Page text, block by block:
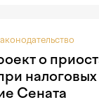
о
Сената